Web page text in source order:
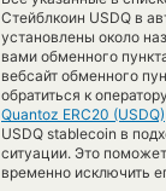
Стейблкоин USDQ в
установлены около
вами обменного
вебсайт обменного
обратиться к
Quantoz ERC20 (USDQ)
USDQ stablecoin в
ситуации. Это
временно исключить